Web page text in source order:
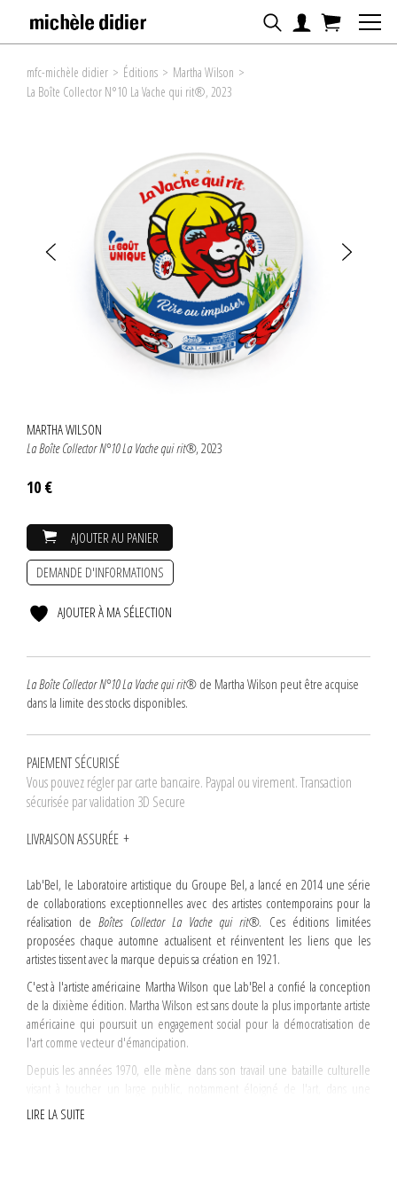
mfc-michèle didier > Éditions > Martha Wilson >
La Boîte Collector N°10 La Vache qui rit®, 2023
MARTHA WILSON
La Boîte Collector N°10 La Vache qui rit®, 2023
10 €
AJOUTER AU PANIER
DEMANDE D'INFORMATIONS
AJOUTER À MA SÉLECTION
La Boîte Collector N°10 La Vache qui rit®de Martha Wilson peut être acquise
dans la limite des stocks disponibles.
PAIEMENT SÉCURISÉ
Vous pouvez régler par carte bancaire. Paypal ou virement. Transaction
sécurisée par validation 3D Secure
LIVRAISON ASSURÉE
Lab'Bel, le Laboratoire artistique du Groupe Bel, a lancé en 2014 une série
de collaborations exceptionnelles avec des artistes contemporains pour la
réalisation deBoîtes Collector La Vache qui rit®. Ces éditions limitées
proposées chaque automne actualisent et réinventent les liens que les
artistes tissent avec la marque depuis sa création en 1921.
C'est à l'artiste américaine Martha Wilson que Lab'Bel a confié la conception
de la dixième édition. Martha Wilson est sans doute la plus importante artiste
américaine qui poursuit un engagement social pour la démocratisation de
l'art comme vecteur d'émancipation.
Depuis les années 1970, elle mène dans son travail une bataille culturelle
démarche de diffusion comparable à celle que Lab'Bel a imaginé pour le
LIRE LA SUITE